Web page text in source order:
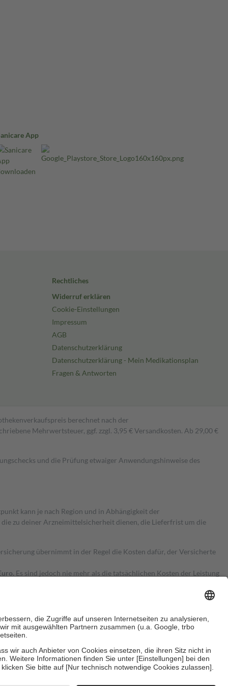
App
Rechtliches
Widerruf erklären
Cookie-Einstellungen
Impressum
AGB
Datenschutzerklärung
Datenschutzerklärung - Mein Medikationsplan
Fragen & Antworten
berechnet nach der
Mehrwertsteuer, ggf. zzgl. 3,95 € Versandkosten. Ab 29,00 €
und die Prüfung etwaiger Anwendungshinweise des
kann je nach Region und in Abhängigkeit der
zu deiner Arzneimittelsicherheit dienen, die Lieferfrist um die
übernimmt in der Regel die Kosten dafür, der Versicherte
Es sind jedoch nie mehr als die tatsächlichen Kosten der Leistung
Zuzahlungen an bei: